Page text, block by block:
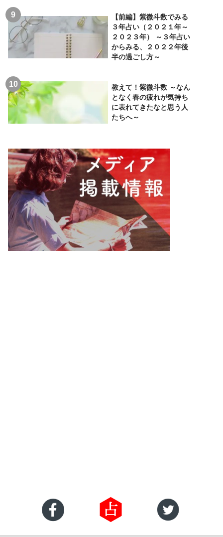
【前編】紫微斗数でみる
３年占い（２０２１年～
２０２３年） ～３年占い
からみる、２０２２年後
半の過ごし方～
教えて！紫微斗数 ～なん
となく春の疲れが気持ち
に表れてきたなと思う人
たちへ～